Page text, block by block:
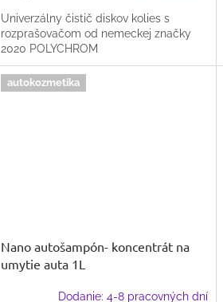
Univerzálny čistič diskov kolies s
rozprašovačom od nemeckej značky
2020 POLYCHROM
autokozmetika
Nano autošampón- koncentrát na
umytie auta 1L
Dodanie: 4-8 pracovných dní